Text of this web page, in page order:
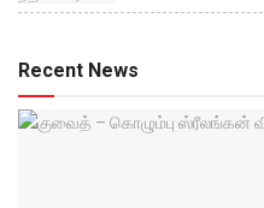
Recent News